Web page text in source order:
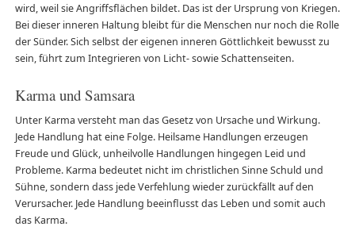
wird, weil sie Angriffsflächen bildet. Das ist der Ursprung von Kriegen.
Bei dieser inneren Haltung bleibt für die Menschen nur noch die Rolle
der Sünder. Sich selbst der eigenen inneren Göttlichkeit bewusst zu
sein, führt zum Integrieren von Licht- sowie Schattenseiten.
Karma und Samsara
Unter Karma versteht man das Gesetz von Ursache und Wirkung.
Jede Handlung hat eine Folge. Heilsame Handlungen erzeugen
Freude und Glück, unheilvolle Handlungen hingegen Leid und
Probleme. Karma bedeutet nicht im christlichen Sinne Schuld und
Sühne, sondern dass jede Verfehlung wieder zurückfällt auf den
Verursacher. Jede Handlung beeinflusst das Leben und somit auch
das Karma.